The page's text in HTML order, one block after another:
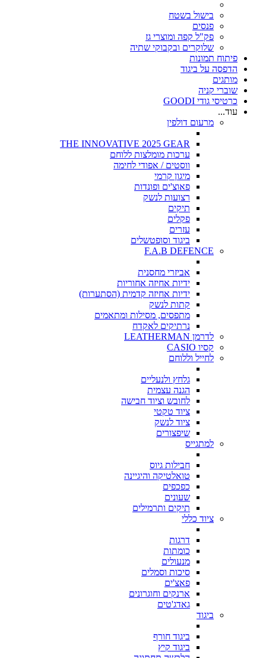
בישול בשטח
פנסים
פק"ל קפה ומוצרי גז
שלוקרים ובקבוקי שתיה
פיתוח תמונות
הדפסה על ביגוד
מותגים
שוברי קניה
כרטיסי גודי GOODI
עוד...
מרעום דולפין
THE INNOVATIVE 2025 GEAR
ערכות מומלצות ללוחם
ווסטים / אפודי לחימה
מיגון קרמי
פאוצ'ים ופונדות
רצועות לנשק
תיקים
פקלים
עזרים
ביגוד וסופטשלים
F.A.B DEFENCE
אביזרי מחסנית
ידיות אחיזה אחוריות
ידיות אחיזה קדמית (הסתערות)
קתות לנשק
מתפסים, מסילות ומתאמים
נרתיקים לאקדח
לדרמן LEATHERMAN
קסיו CASIO
לחייל וללוחם
גלחץ ולנעליים
הגנה עצמית
לחובש וציוד חבישה
ציוד טקטי
ציוד לנשק
שיפצורים
למתגייס
חבילות גיוס
טואלטיקה והיגיינה
כפכפים
שעונים
תיקים ותרמילים
ציוד כללי
דרגות
כומתות
מנעולים
סיכות וסמלים
פאצ'ים
ארנקים וחוגרונים
גאדג'טים
ביגוד
ביגוד חורף
ביגוד קיץ